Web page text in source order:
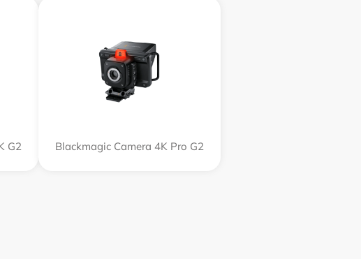
G2 Blackmagic Camera 4K Pro G2